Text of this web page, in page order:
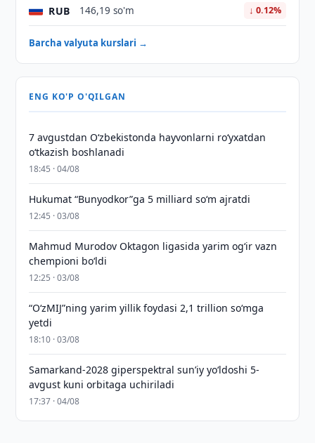
RUB 146,19 so'm ↓ 0.12%
Barcha valyuta kurslari →
ENG KO'P O'QILGAN
7 avgustdan O‘zbekistonda hayvonlarni ro‘yxatdan
o‘tkazish boshlanadi
18:45 · 04/08
Hukumat “Bunyodkor”ga 5 milliard so‘m ajratdi
12:45 · 03/08
Mahmud Murodov Oktagon ligasida yarim og‘ir vazn
chempioni bo‘ldi
12:25 · 03/08
“O‘zMIJ”ning yarim yillik foydasi 2,1 trillion so‘mga
yetdi
18:10 · 03/08
Samarkand-2028 giperspektral sun’iy yo‘ldoshi 5-
avgust kuni orbitaga uchiriladi
17:37 · 04/08